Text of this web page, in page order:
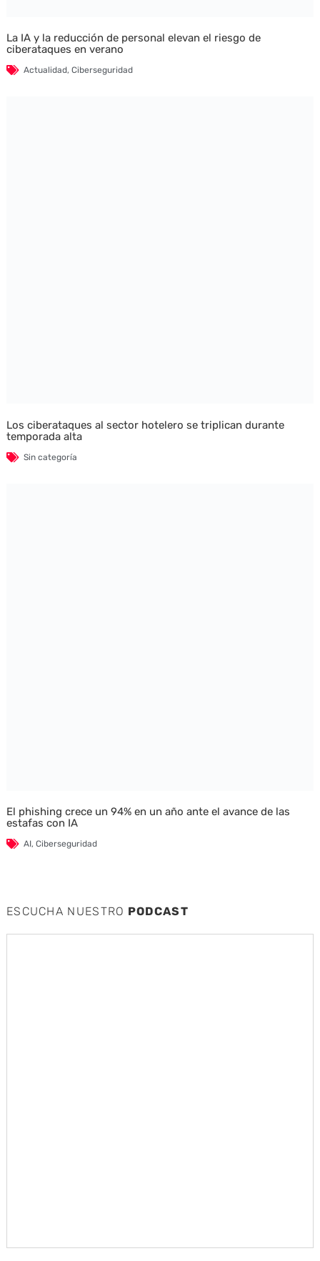
La IA y la reducción de personal elevan el riesgo de
ciberataques en verano
Actualidad, Ciberseguridad
Los ciberataques al sector hotelero se triplican durante
temporada alta
Sin categoría
El phishing crece un 94% en un año ante el avance de las
estafas con IA
AI, Ciberseguridad
ESCUCHA NUESTRO PODCAST